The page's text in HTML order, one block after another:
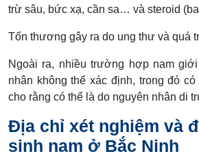
trừ sâu, bức xạ, cần sa… và steroid
Tổn thương gây ra do ung thư và quá
Ngoài ra, nhiều trường hợp nam
nhân không thể xác định, trong đó
cho rằng có thể là do nguyên nhân di
Địa chỉ xét nghiệm và
sinh nam ở Bắc Ninh